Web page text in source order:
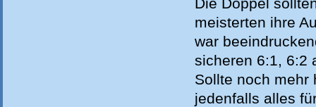
meisterten ihre
war
sicheren 6:1, 6:2
Sollte noch mehr
jedenfalls alles